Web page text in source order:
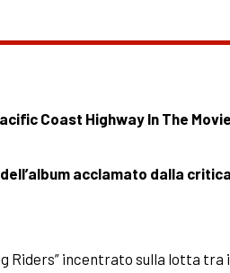
Coast Highway In The
acclamato dalla
Riders” incentrato sulla lotta tra il